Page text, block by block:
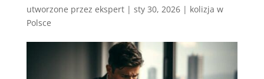
utworzone przez ekspert| sty 30, 2026| kolizja w
Polsce